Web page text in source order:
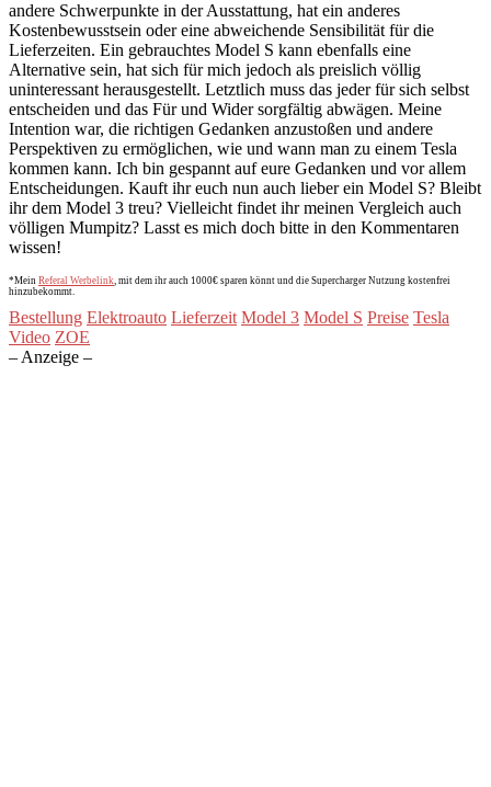
andere Schwerpunkte in der Ausstattung, hat ein anderes
Kostenbewusstsein oder eine abweichende Sensibilität für die
Lieferzeiten. Ein gebrauchtes Model S kann ebenfalls eine
Alternative sein, hat sich für mich jedoch als preislich völlig
uninteressant herausgestellt. Letztlich muss das jeder für sich selbst
entscheiden und das Für und Wider sorgfältig abwägen. Meine
Intention war, die richtigen Gedanken anzustoßen und andere
Perspektiven zu ermöglichen, wie und wann man zu einem Tesla
kommen kann. Ich bin gespannt auf eure Gedanken und vor allem
Entscheidungen. Kauft ihr euch nun auch lieber ein Model S? Bleibt
ihr dem Model 3 treu? Vielleicht findet ihr meinen Vergleich auch
völligen Mumpitz? Lasst es mich doch bitte in den Kommentaren
wissen!
*Mein Referal Werbelink , mit dem ihr auch 1000€ sparen könnt und die Supercharger Nutzung kostenfrei
hinzubekommt.
Bestellung Elektroauto Lieferzeit Model 3 Model S Preise Tesla
Video ZOE
– Anzeige –